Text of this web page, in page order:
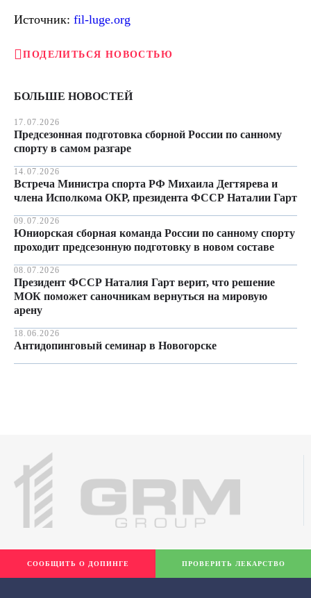
Источник: fil-luge.org
ПОДЕЛИТЬСЯ НОВОСТЬЮ
БОЛЬШЕ НОВОСТЕЙ
17.07.2026
Предсезонная подготовка сборной России по санному
спорту в самом разгаре
14.07.2026
Встреча Министра спорта РФ Михаила Дегтярева и
члена Исполкома ОКР, президента ФССР Наталии Гарт
09.07.2026
Юниорская сборная команда России по санному спорту
проходит предсезонную подготовку в новом составе
08.07.2026
Президент ФССР Наталия Гарт верит, что решение
МОК поможет саночникам вернуться на мировую
арену
18.06.2026
Антидопинговый семинар в Новогорске
СООБЩИТЬ О ДОПИНГЕ ПРОВЕРИТЬ ЛЕКАРСТВО